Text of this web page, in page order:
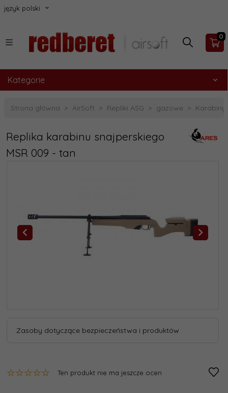
język polski
0
Kategorie
Strona główna AirSoft Repliki ASG gazowe Karabiny
Replika karabinu snajperskiego
MSR 009 - tan
Zasoby dotyczące bezpieczeństwa i produktów
Ten produkt nie ma jeszcze ocen